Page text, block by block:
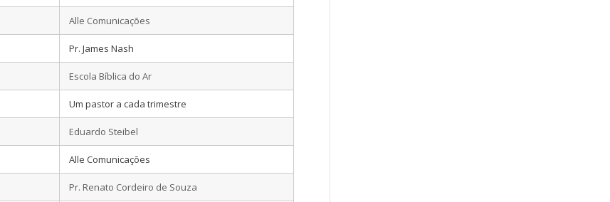
Alle Comunicações
Pr. James Nash
Escola Bíblica do Ar
Um pastor a cada trimestre
Eduardo Steibel
Alle Comunicações
Pr. Renato Cordeiro de Souza